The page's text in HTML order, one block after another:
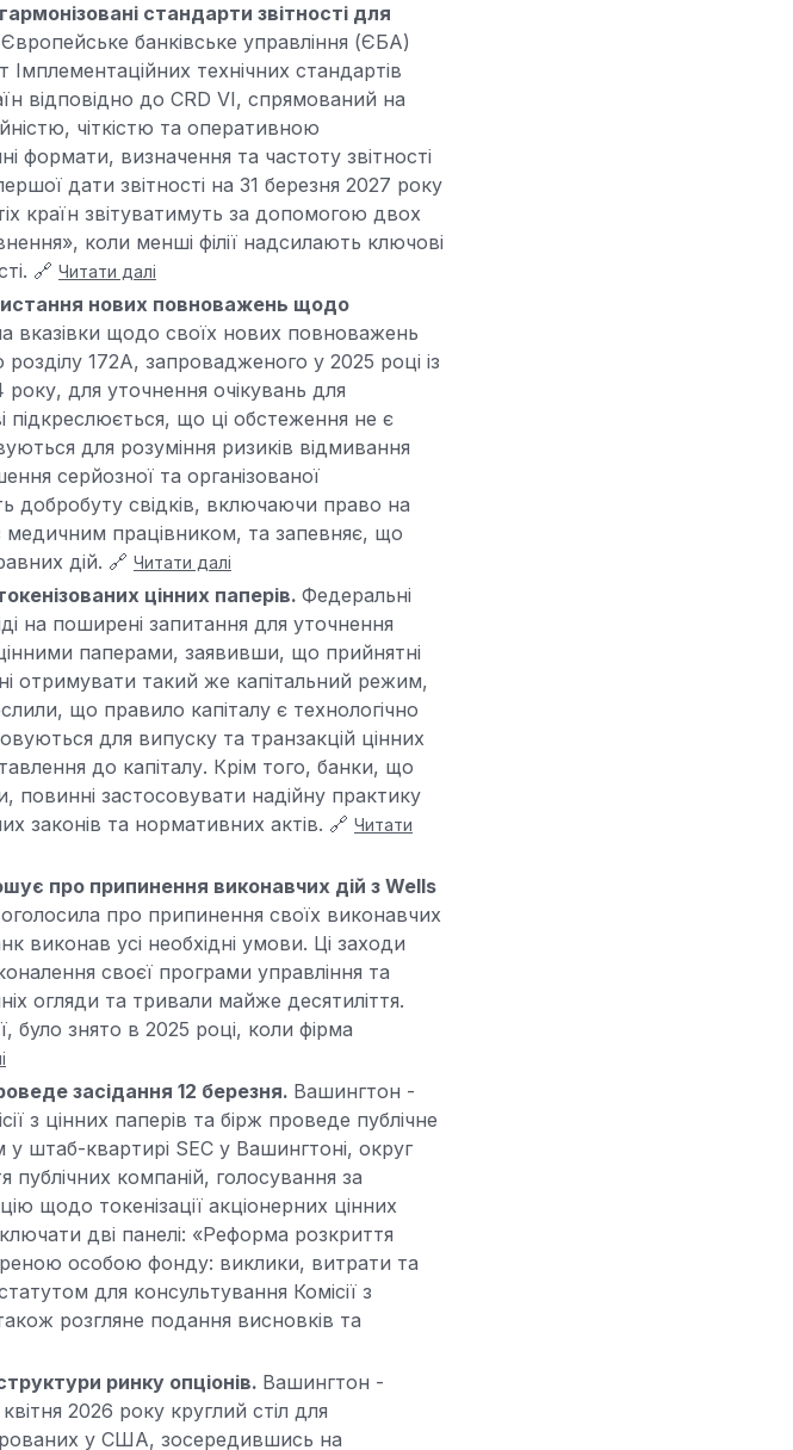
стандарти звітності для
Європейське банківське управління (ЄБА)
Імплементаційних технічних стандартів
відповідно до CRD VI, спрямований на
чіткістю та оперативною
формати, визначення та частоту звітності
дати звітності на 31 березня 2027 року
країн звітуватимуть за допомогою двох
коли менші філії надсилають ключові
🔗 Читати далі
нових повноважень щодо
вказівки щодо своїх нових повноважень
172A, запровадженого у 2025 році із
для уточнення очікувань для
підкреслюється, що ці обстеження не є
для розуміння ризиків відмивання
серйозної та організованої
добробуту свідків, включаючи право на
медичним працівником, та запевняє, що
дій. 🔗 Читати далі
цінних паперів. Федеральні
на поширені запитання для уточнення
паперами, заявивши, що прийнятні
отримувати такий же капітальний режим,
що правило капіталу є технологічно
для випуску та транзакцій цінних
до капіталу. Крім того, банки, що
повинні застосовувати надійну практику
законів та нормативних актів. 🔗 Читати
про припинення виконавчих дій з Wells
про припинення своїх виконавчих
виконав усі необхідні умови. Ці заходи
своєї програми управління та
огляди та тривали майже десятиліття.
було знято в 2025 році, коли фірма
засідання 12 березня. Вашингтон -
з цінних паперів та бірж проведе публічне
у штаб-квартирі SEC у Вашингтоні, округ
компаній, голосування за
щодо токенізації акціонерних цінних
дві панелі: «Реформа розкриття
особою фонду: виклики, витрати та
для консультування Комісії з
розгляне подання висновків та
ринку опціонів. Вашингтон -
2026 року круглий стіл для
у США, зосередившись на